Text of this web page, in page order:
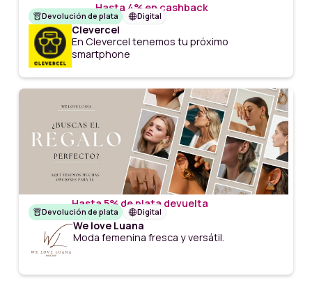
Hasta 4% en cashback
Devolución de plata Digital
Clevercel
En Clevercel tenemos tu próximo
smartphone
Hasta 5% de plata devuelta
Devolución de plata Digital
We love Luana
Moda femenina fresca y versátil.